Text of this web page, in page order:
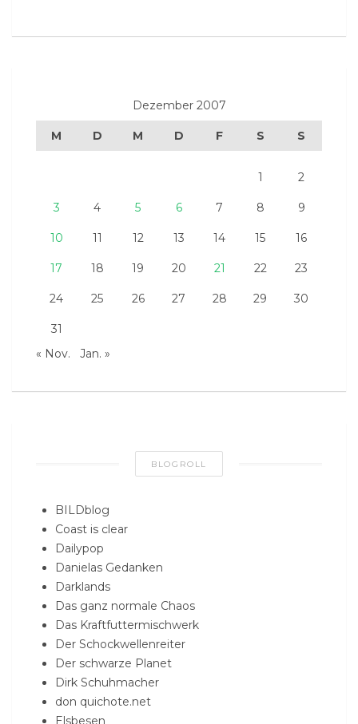
Dezember 2007
M D M D F S S
1 2
3 4 5 6 7 8 9
10 11 12 13 14 15 16
17 18 19 20 21 22 23
24 25 26 27 28 29 30
31
« Nov.
Jan. »
BLOGROLL
BILDblog
Coast is clear
Dailypop
Danielas Gedanken
Darklands
Das ganz normale Chaos
Das Kraftfuttermischwerk
Der Schockwellenreiter
Der schwarze Planet
Dirk Schuhmacher
don quichote.net
Elsbesen